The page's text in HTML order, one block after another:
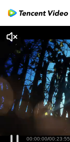
00:00:00/00:23:55